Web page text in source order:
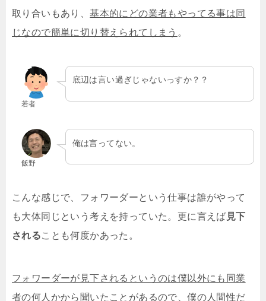
取り合いもあり、基本的にどの業者もやってる事は同
じなので簡単に切り替えられてしまう 。
若者
底辺は言い過ぎじゃないっすか？？
飯野
俺は言ってない。
こんな感じで、フォワーダーという仕事は誰がやって
も大体同じという考えを持っていた。更に言えば 見下
されることも何度かあった。
フォワーダーが見下されるというのは僕以外にも同業
者の何人かから聞いたことがあるので、僕の人間性だ